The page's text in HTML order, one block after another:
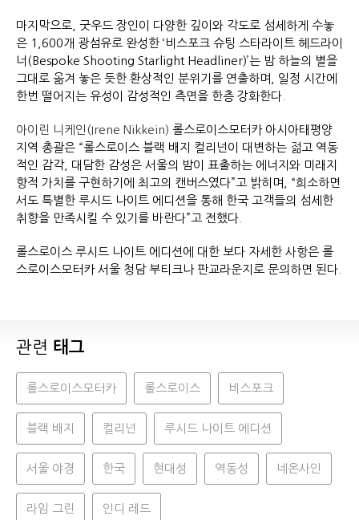
마지막으로, 굿우드 장인이 다양한 깊이와 각도로 섬세하게 수놓
은 1,600개 광섬유로 완성한 ‘비스포크 슈팅 스타라이트 헤드라이
너(Bespoke Shooting Starlight Headliner)’는 밤 하늘의 별을
그대로 옮겨 놓은 듯한 환상적인 분위기를 연출하며, 일정 시간에
한번 떨어지는 유성이 감성적인 측면을 한층 강화한다.
아이린 니케인(Irene Nikkein) 롤스로이스모터카 아시아태평양
지역 총괄은 “롤스로이스 블랙 배지 컬리넌이 대변하는 젊고 역동
적인 감각, 대담한 감성은 서울의 밤이 표출하는 에너지와 미래지
향적 가치를 구현하기에 최고의 캔버스였다”고 밝히며, “희소하면
서도 특별한 루시드 나이트 에디션을 통해 한국 고객들의 섬세한
취향을 만족시킬 수 있기를 바란다”고 전했다.
롤스로이스 루시드 나이트 에디션에 대한 보다 자세한 사항은 롤
스로이스모터카 서울 청담 부티크나 판교라운지로 문의하면 된다.
관련 태그
롤스로이스모터카 롤스로이스 비스포크
블랙 배지 컬리넌 루시드 나이트 에디션
서울 야경 한국 현대성 역동성 네온사인
라임 그린 인디 레드